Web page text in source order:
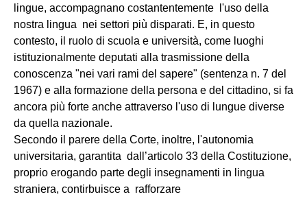
lingue, accompagnano costantentemente l'uso della
nostra lingua nei settori più disparati. E, in questo
contesto, il ruolo di scuola e università, come luoghi
istituzionalmente deputati alla trasmissione della
conoscenza "nei vari rami del sapere" (sentenza n. 7 del
1967) e alla formazione della persona e del cittadino, si fa
ancora più forte anche attraverso l'uso di lungue diverse
da quella nazionale.
Secondo il parere della Corte, inoltre, l'autonomia
universitaria, garantita dall’articolo 33 della Costituzione,
proprio erogando parte degli insegnamenti in lingua
straniera, contirbuisce a rafforzare